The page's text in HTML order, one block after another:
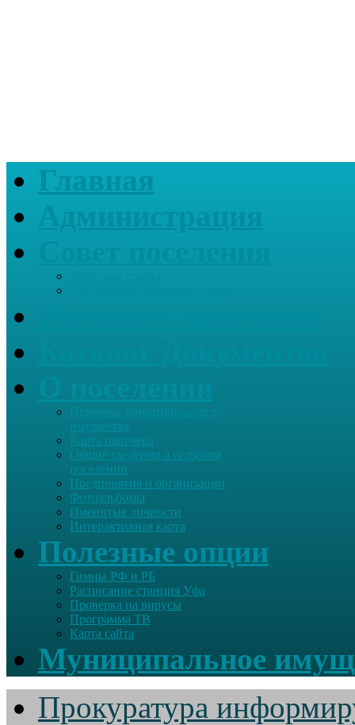
Главная
Перечень муниципального
имущества
Карта партнера
Общие сведения о сельском
поселении
Предприятия и организации
Фотоальбомы
Именитые личности
Интерактивная карта
Полезные опции
Гимны РФ и РБ
Расписание станция Уфа
Проверка на вирусы
Программа ТВ
Карта сайта
Муниципальное
Прокуратура